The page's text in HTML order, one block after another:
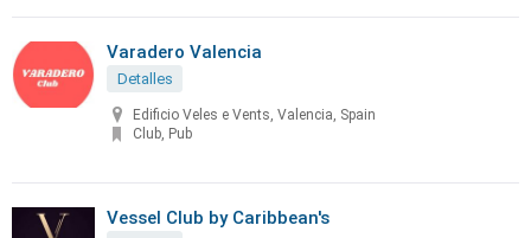
Varadero Valencia
Detalles
Edificio Veles e Vents, Valencia, Spain
Club, Pub
Vessel Club by Caribbean's